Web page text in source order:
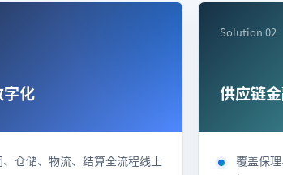
化
仓储、物流、结算全流程线上
Solution 02
供应链
覆盖保